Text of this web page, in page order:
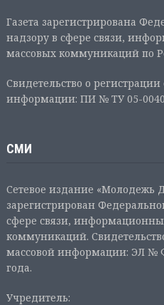
Газета зарегистрирована
надзору в сфере связи,
массовых коммуникаций по
Свидетельство о
информации: ПИ № ТУ 05-
СМИ
Сетевое издание «Молодежь
зарегистрирован
сфере связи,
коммуникаций.
массовой информации: ЭЛ №
года.
Учредитель: